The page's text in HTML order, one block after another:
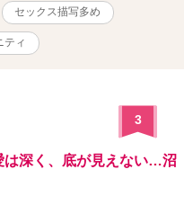
リンの後輩の整形外科医。私
のお友達。 アダム・・・ビ
では私の親友みたいな人。
しているお姉さんがいる。
園を持っている。 ジェ
ン。 フィン・・・ビリーと
ライル・・・翻訳エージェ
る。 クラリッサ・・・ライ
師。 スティーブン・・・バ
友達。 ジェイミー・・・バ
セックス描写多め
ティ
3
深く、底が見えない…沼